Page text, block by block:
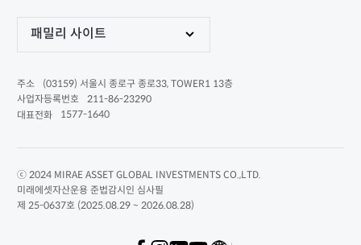
패밀리 사이트
주소
(03159) 서울시 종로구 종로33, TOWER1 13층
사업자등록번호
211-86-23290
대표전화
1577-1640
ⓒ 2024 MIRAE ASSET GLOBAL INVESTMENTS CO.,LTD.
미래에셋자산운용 준법감시인 심사필
제 25-0637호 (2025.08.29 ~ 2026.08.28)